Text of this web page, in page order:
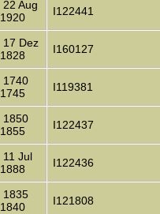
22 Aug
1920
I122441
17 Dez
1828
I160127
1740
1745
I119381
1850
1855
I122437
11 Jul
1888
I122436
1835
1840
I121808